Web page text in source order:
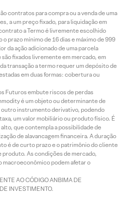
contratos para compra ou a venda de uma
a um preço fixado, para liquidação em
a Termo é livremente escolhido
prazo mínimo de 16 dias e máximo de 999
da ação adicionado de uma parcela
fixados livremente em mercado, em
transação a termo requer um depósito de
em duas formas: cobertura ou
Futuros embute riscos de perdas
é um objeto ou determinante de
instrumento derivativo, podendo
um valor mobiliário ou produto físico. É
que contempla a possibilidade de
de alavancagem financeira. A duração
é de curto prazo e o patrimônio do cliente
As condições de mercado,
macroeconômico podem afetar o
AO CÓDIGO ANBIMA DE
INVESTIMENTO.